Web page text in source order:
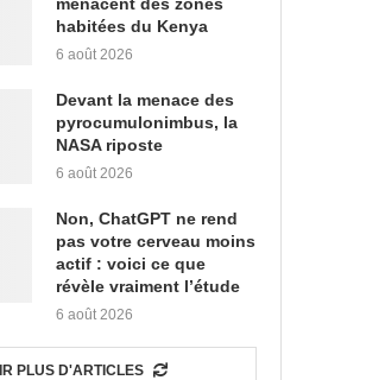
habitées du Kenya
6 août 2026
Devant la menace des
pyrocumulonimbus, la
NASA riposte
6 août 2026
Non, ChatGPT ne rend
pas votre cerveau moins
actif : voici ce que
révèle vraiment l’étude
6 août 2026
PLUS D'ARTICLES